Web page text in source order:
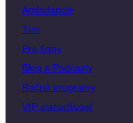
Ambulancie
Tím
Pre firmy
Blog a Podcasty
Ročné programy
VIP starostlivosť